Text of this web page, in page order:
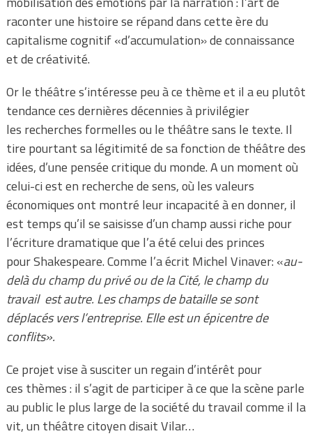
raconter une histoire se répand dans cette ère du
capitalisme cognitif «d’accumulation» de connaissance
et de créativité.
Or le théâtre s’intéresse peu à ce thème et il a eu plutôt
tendance ces dernières décennies à privilégier
les recherches formelles ou le théâtre sans le texte. Il
tire pourtant sa légitimité de sa fonction de théâtre des
idées, d’une pensée critique du monde. A un moment où
celui-ci est en recherche de sens, où les valeurs
économiques ont montré leur incapacité à en donner, il
est temps qu’il se saisisse d’un champ aussi riche pour
l’écriture dramatique que l’a été celui des princes
pour Shakespeare. Comme l’a écrit Michel Vinaver: «au-
delà du champ du privé ou de la Cité, le champ du
travail est autre. Les champs de bataille se sont
déplacés vers l’entreprise. Elle est un épicentre de
conflits».
Ce projet vise à susciter un regain d’intérêt pour
ces thèmes : il s’agit de participer à ce que la scène parle
au public le plus large de la société du travail comme il la
vit, un théâtre citoyen disait Vilar…